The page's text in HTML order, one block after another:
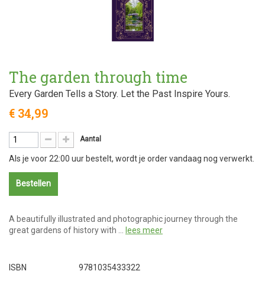
The garden through time
Every Garden Tells a Story. Let the Past Inspire Yours.
€ 34,99
Aantal
Als je voor 22:00 uur bestelt, wordt je order vandaag nog verwerkt.
Bestellen
A beautifully illustrated and photographic journey through the
great gardens of history with …
lees meer
ISBN 9781035433322